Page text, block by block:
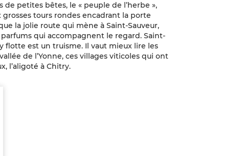
de petites bêtes, le « peuple de l’herbe »,
grosses tours rondes encadrant la porte
la jolie route qui mène à Saint-Sauveur,
qui accompagnent le regard. Saint-
flotte est un truisme. Il vaut mieux lire les
de l’Yonne, ces villages viticoles qui ont
l’aligoté à Chitry.